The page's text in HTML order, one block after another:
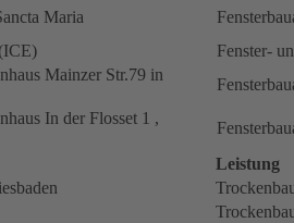
Maria
Fenster-
Mainzer Str.79 in
In der Flosset 1 ,
Leistung